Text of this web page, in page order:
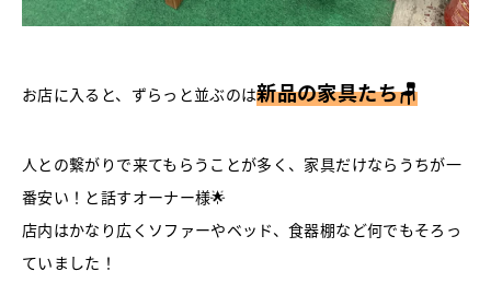
お店に入ると、ずらっと並ぶのは新品の家具たち🪑
人との繋がりで来てもらうことが多く、家具だけならうちが一
番安い！と話すオーナー様🌟
店内はかなり広くソファーやベッド、食器棚など何でもそろっ
ていました！